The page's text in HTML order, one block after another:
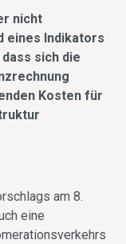
nicht
eines Indikators
sich die
Kosten für
am 8.
eine